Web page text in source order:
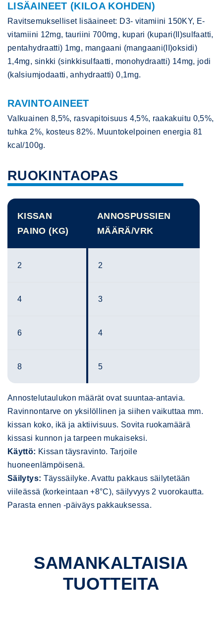
LISÄAINEET (KILOA KOHDEN)
Ravitsemukselliset lisäaineet: D3- vitamiini 150KY, E-
vitamiini 12mg, tauriini 700mg, kupari (kupari(II)sulfaatti,
pentahydraatti) 1mg, mangaani (mangaani(II)oksidi)
1,4mg, sinkki (sinkkisulfaatti, monohydraatti) 14mg, jodi
(kalsiumjodaatti, anhydraatti) 0,1mg.
RAVINTOAINEET
Valkuainen 8,5%, rasvapitoisuus 4,5%, raakakuitu 0,5%,
tuhka 2%, kosteus 82%. Muuntokelpoinen energia 81
kcal/100g.
RUOKINTAOPAS
KISSAN
PAINO (KG)
ANNOSPUSSIEN
MÄÄRÄ/VRK
2 2
4 3
6 4
8 5
Annostelutaulukon määrät ovat suuntaa-antavia.
Ravinnontarve on yksilöllinen ja siihen vaikuttaa mm.
kissan koko, ikä ja aktiivisuus. Sovita ruokamäärä
kissasi kunnon ja tarpeen mukaiseksi.
Käyttö: Kissan täysravinto. Tarjoile
huoneenlämpöisenä.
Säilytys: Täyssäilyke. Avattu pakkaus säilytetään
viileässä (korkeintaan +8°C), säilyvyys 2 vuorokautta.
Parasta ennen -päiväys pakkauksessa.
SAMANKALTAISIA
TUOTTEITA